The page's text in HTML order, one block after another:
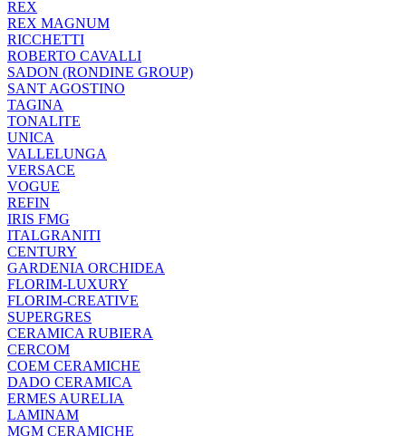
REX
REX MAGNUM
RICCHETTI
ROBERTO CAVALLI
SADON (RONDINE GROUP)
SANT AGOSTINO
TAGINA
TONALITE
UNICA
VALLELUNGA
VERSACE
VOGUE
REFIN
IRIS FMG
ITALGRANITI
CENTURY
GARDENIA ORCHIDEA
FLORIM-LUXURY
FLORIM-CREATIVE
SUPERGRES
CERAMICA RUBIERA
CERCOM
COEM CERAMICHE
DADO CERAMICA
ERMES AURELIA
LAMINAM
MGM CERAMICHE